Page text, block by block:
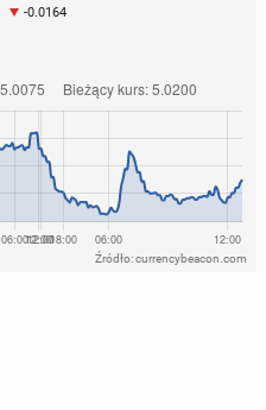
-0.0164
Źródło: currencybeacon.com